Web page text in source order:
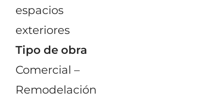
espacios
exteriores
Tipo de obra
Comercial –
Remodelación